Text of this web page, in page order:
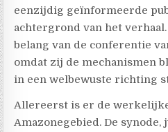
eenzijdig geïnformeerde
achtergrond van het
belang van de conferentie
omdat zij de mechanismen
in een welbewuste richting
Allereerst is er de
Amazonegebied. De synode,